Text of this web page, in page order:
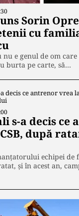
Sorin
cu
nu e genul de om care
burta pe carte, să…
s-a decis ce
după
echipei de
și în acest an,